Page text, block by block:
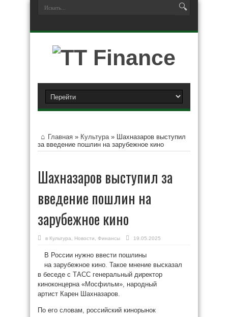
Главная » Культура» Шахназаров выступил
за введение пошлин на зарубежное кино
Шахназаров выступил за
введение пошлин на
зарубежное кино
в Культура Новости Финансы 19.05.2025
В России нужно ввести пошлины
на зарубежное кино. Такое мнение высказал
в беседе с ТАСС генеральный директор
киноконцерна «Мосфильм», народный
артист Карен Шахназаров.
По его словам, российский кинорынок